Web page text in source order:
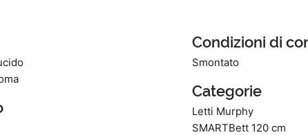
Condizioni di
Smontato
Categorie
Letti Murphy
SMARTBett 120 cm